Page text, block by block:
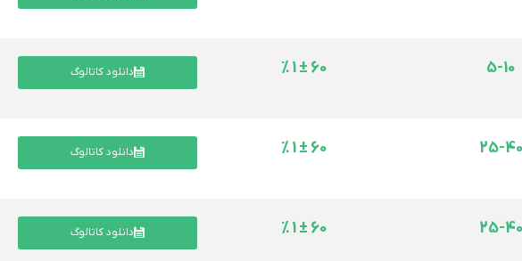
5-10
60 ± 1 % دانلود کاتالوگ
25-40
60 ± 1 % دانلود کاتالوگ
25-40
60 ± 1 % دانلود کاتالوگ